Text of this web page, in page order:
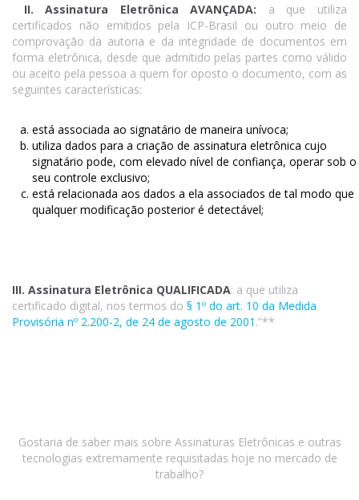
II. Assinatura Eletrônica AVANÇADA: a que utiliza
certificados não emitidos pela ICP-Brasil ou outro meio de
comprovação da autoria e da integridade de documentos em
forma eletrônica, desde que admitido pelas partes como válido
ou aceito pela pessoa a quem for oposto o documento, com as
seguintes características:
está associada ao signatário de maneira unívoca;
utiliza dados para a criação de assinatura eletrônica cujo
signatário pode, com elevado nível de confiança, operar sob o
seu controle exclusivo;
está relacionada aos dados a ela associados de tal modo que
qualquer modificação posterior é detectável;
III. Assinatura Eletrônica QUALIFICADA: a que utiliza
certificado digital, nos termos do § 1º do art. 10 da Medida
Provisória nº 2.200-2, de 24 de agosto de 2001 .”**
Gostaria de saber mais sobre Assinaturas Eletrônicas e outras
tecnologias extremamente requisitadas hoje no mercado de
trabalho?